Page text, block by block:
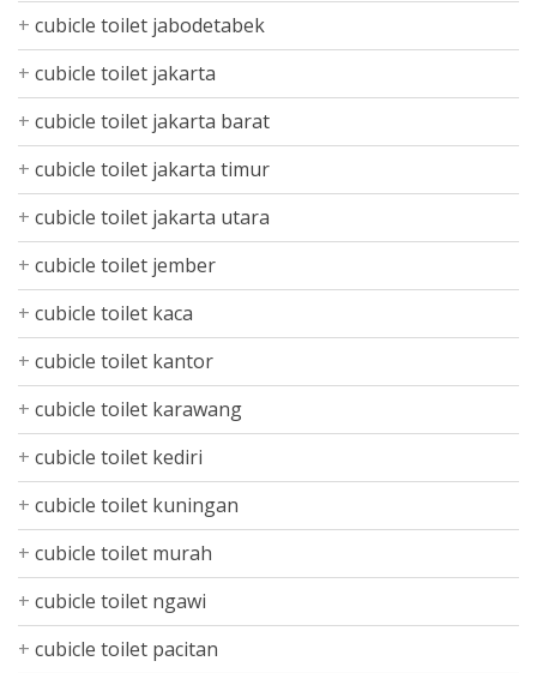
cubicle toilet jabodetabek
cubicle toilet jakarta
cubicle toilet jakarta barat
cubicle toilet jakarta timur
cubicle toilet jakarta utara
cubicle toilet jember
cubicle toilet kaca
cubicle toilet kantor
cubicle toilet karawang
cubicle toilet kediri
cubicle toilet kuningan
cubicle toilet murah
cubicle toilet ngawi
cubicle toilet pacitan